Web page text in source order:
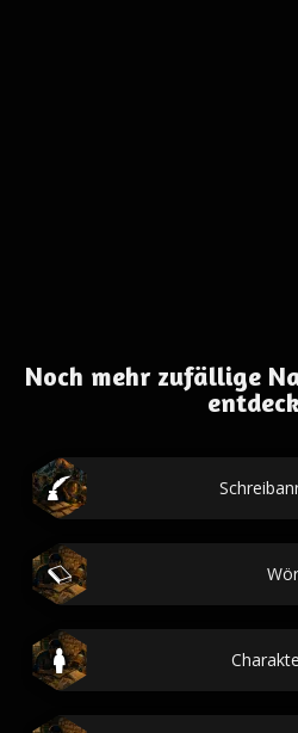
Noch mehr zufällige